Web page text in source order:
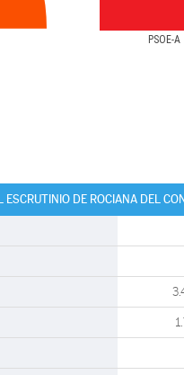
PSOE-A
ESCRUTINIO DE ROCIANA DEL